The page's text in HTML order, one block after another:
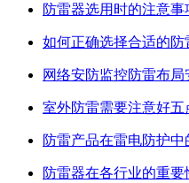
防雷器选用时的注意事
如何正确选择合适的防
网络安防监控防雷布局
室外防雷需要注意好五
防雷产品在雷电防护中
防雷器在各行业的重要